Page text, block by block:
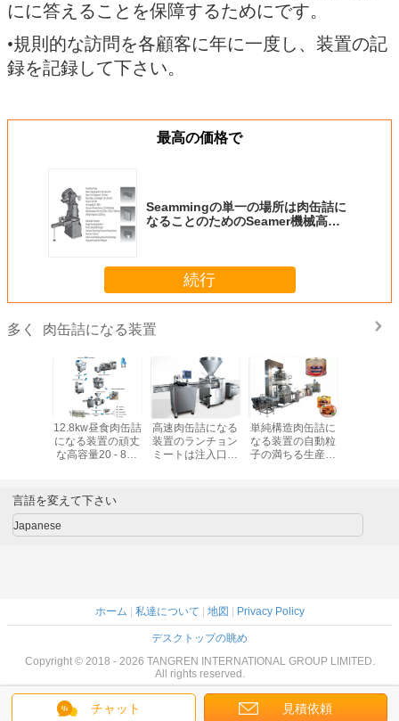
にに答えることを保障するためにです。
•規則的な訪問を各顧客に年に一度し、装置の記
録を記録して下さい。
最高の価格で
Seammingの単一の場所は肉缶詰に
なることのためのSeamer機械高精
続行
多く 肉缶詰になる装置
12.8kw昼食肉缶詰
になる装置の頑丈
な高容量20 - 80t/
高速肉缶詰になる
装置のランチョン
ミートは注入口機
単純構造肉缶詰に
なる装置の自動粒
子の満ちる生産ラ
チャット 見積依頼
言語を変えて下さい
Japanese
ホーム 私達について 地図 Privacy Policy
デスクトップの眺め
Copyright © 2018 - 2026 TANGREN INTERNATIONAL GROUP LIMITED.
All rights reserved.